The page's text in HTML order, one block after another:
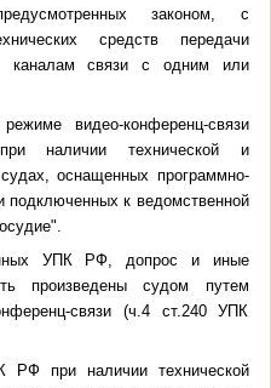
законом, с
средств передачи
каналам связи с одним или
видео-конференц-связи
наличии технической и
оснащенных программно-
подключенных к ведомственной
УПК РФ, допрос и иные
произведены судом путем
связи (ч.4 ст.240 УПК
РФ при наличии технической